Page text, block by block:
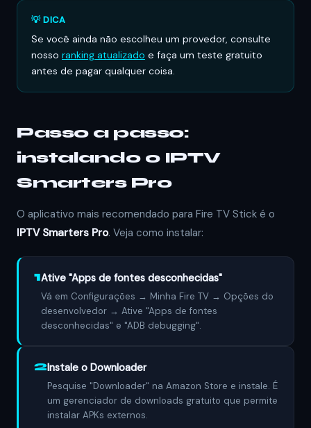
💡 DICA
Se você ainda não escolheu um provedor, consulte
nosso ranking atualizado e faça um teste gratuito
antes de pagar qualquer coisa.
Passo a passo:
instalando o IPTV
Smarters Pro
O aplicativo mais recomendado para Fire TV Stick é o
IPTV Smarters Pro. Veja como instalar:
1Ative "Apps de fontes desconhecidas"
Vá em Configurações → Minha Fire TV → Opções do
desenvolvedor → Ative "Apps de fontes
desconhecidas" e "ADB debugging".
2Instale o Downloader
Pesquise "Downloader" na Amazon Store e instale. É
um gerenciador de downloads gratuito que permite
instalar APKs externos.